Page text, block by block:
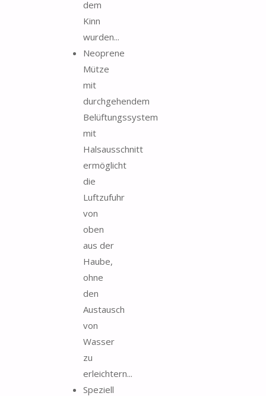
dem
Kinn
wurden...
Neoprene
Mütze
mit
durchgehendem
Belüftungssystem
mit
Halsausschnitt
ermöglicht
die
Luftzufuhr
von
oben
aus der
Haube,
ohne
den
Austausch
von
Wasser
zu
erleichtern...
Speziell